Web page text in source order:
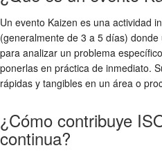
Un evento Kaizen es una actividad
(generalmente de 3 a 5 días)
para analizar un problema
ponerlas en práctica de inmediato.
rápidas y tangibles en un área o
¿Cómo contribuye
continua?